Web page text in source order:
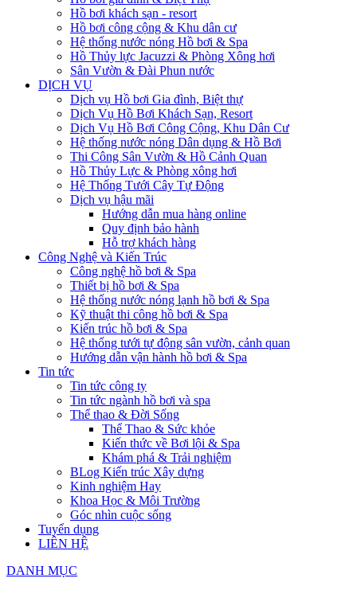
Hồ bơi khách sạn - resort
Hồ bơi công cộng & Khu dân cư
Hệ thống nước nóng Hồ bơi & Spa
Hồ Thủy lực Jacuzzi & Phòng Xông hơi
Sân Vườn & Đài Phun nước
DỊCH VỤ
Dịch vụ Hồ bơi Gia đình, Biệt thự
Dịch Vụ Hồ Bơi Khách Sạn, Resort
Dịch Vụ Hồ Bơi Công Cộng, Khu Dân Cư
Hệ thống nước nóng Dân dụng & Hồ Bơi
Thi Công Sân Vườn & Hồ Cảnh Quan
Hồ Thủy Lực & Phòng xông hơi
Hệ Thống Tưới Cây Tự Động
Dịch vụ hậu mãi
Hướng dẫn mua hàng online
Quy định bảo hành
Hỗ trợ khách hàng
Công Nghệ và Kiến Trúc
Công nghệ hồ bơi & Spa
Thiết bị hồ bơi & Spa
Hệ thống nước nóng lạnh hồ bơi & Spa
Kỹ thuật thi công hồ bơi & Spa
Kiến trúc hồ bơi & Spa
Hệ thống tưới tự động sân vườn, cảnh quan
Hướng dẫn vận hành hồ bơi & Spa
Tin tức
Tin tức công ty
Tin tức ngành hồ bơi và spa
Thể thao & Đời Sống
Thể Thao & Sức khỏe
Kiến thức về Bơi lội & Spa
Khám phá & Trải nghiệm
BLog Kiến trúc Xây dựng
Kinh nghiệm Hay
Khoa Học & Môi Trường
Góc nhìn cuộc sống
Tuyển dụng
LIÊN HỆ
DANH MỤC